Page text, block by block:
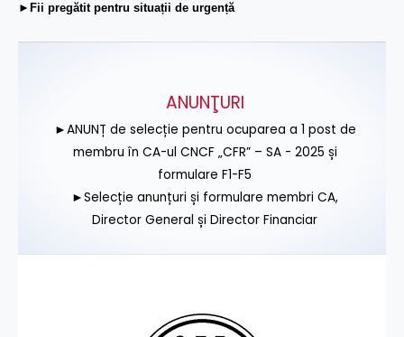
►Fii pregătit pentru situații de urgență
ANUNŢURI
►ANUNȚ de selecție pentru ocuparea a 1 post de
membru în CA-ul CNCF „CFR” – SA - 2025 și
formulare F1-F5
►Selecție anunțuri și formulare membri CA,
Director General și Director Financiar